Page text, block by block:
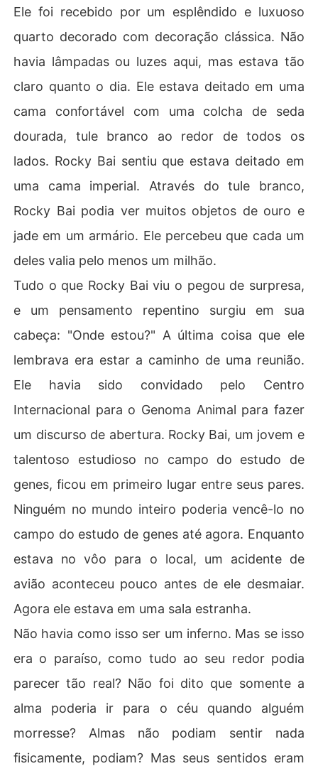
Ele foi recebido por um esplêndido e luxuoso
quarto decorado com decoração clássica. Não
havia lâmpadas ou luzes aqui, mas estava tão
claro quanto o dia. Ele estava deitado em uma
cama confortável com uma colcha de seda
dourada, tule branco ao redor de todos os
lados. Rocky Bai sentiu que estava deitado em
uma cama imperial. Através do tule branco,
Rocky Bai podia ver muitos objetos de ouro e
jade em um armário. Ele percebeu que cada um
deles valia pelo menos um milhão.
Tudo o que Rocky Bai viu o pegou de surpresa,
e um pensamento repentino surgiu em sua
cabeça: "Onde estou?" A última coisa que ele
lembrava era estar a caminho de uma reunião.
Ele havia sido convidado pelo Centro
Internacional para o Genoma Animal para fazer
um discurso de abertura. Rocky Bai, um jovem e
talentoso estudioso no campo do estudo de
genes, ficou em primeiro lugar entre seus pares.
Ninguém no mundo inteiro poderia vencê-lo no
campo do estudo de genes até agora. Enquanto
estava no vôo para o local, um acidente de
avião aconteceu pouco antes de ele desmaiar.
Agora ele estava em uma sala estranha.
Não havia como isso ser um inferno. Mas se isso
era o paraíso, como tudo ao seu redor podia
parecer tão real? Não foi dito que somente a
alma poderia ir para o céu quando alguém
morresse? Almas não podiam sentir nada
fisicamente, podiam? Mas seus sentidos eram